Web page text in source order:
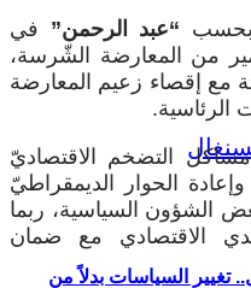
السياسات بدلاً من
بحسب “عبد الرحمن” في
من المعارضة الشّرسة،
مع إقصاء زعيم المعارضة
الرئاسية.
التضخم الاقتصاديّ
الحوار الديمقراطيّ
الشؤون السياسية، ربما
الاقتصادي مع ضمان